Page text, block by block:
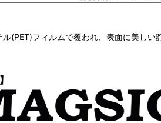
ル(PET)フィルムで覆われ、表面に美し